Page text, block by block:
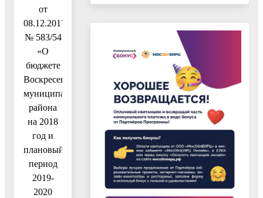
от
08.12.2017
№ 583/54
«О
бюджете
Воскресенского
муниципального
района
на 2018
год и
плановый
период
2019-
2020